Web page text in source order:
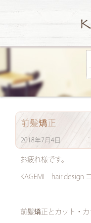
前髪矯正
2018年7月4日
お疲れ様です。
KAGEMI hair design
前髪矯正とカット・カ